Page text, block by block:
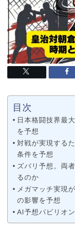
目次
日本格闘技界最
を予想
対戦が実現する
条件を予想
ズバリ予想。両
るのか
メガマッチ実現
の影響を予想
AI予想パビリオ